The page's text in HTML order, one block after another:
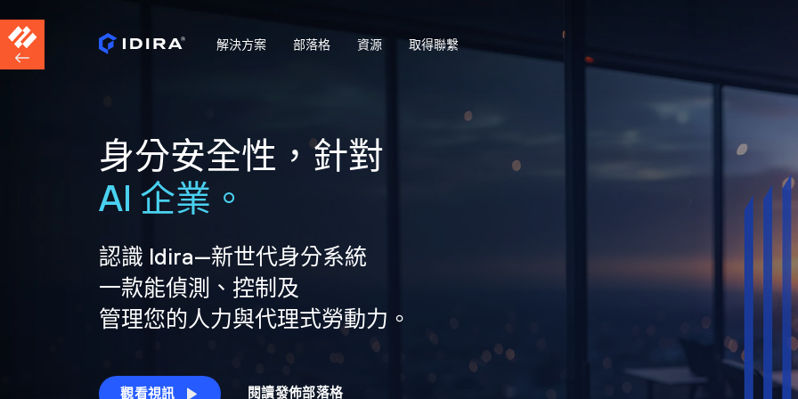
解決方案 部落格 資源 取得聯繫
身分安全性，針對
AI 企業。
認識 Idira—新世代身分系統
一款能偵測、控制及
管理您的人力與代理式勞動力。
觀看視訊 閱讀發佈部落格